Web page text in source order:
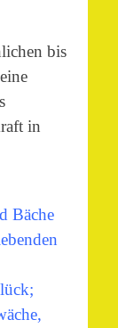
bis
in
Bäche